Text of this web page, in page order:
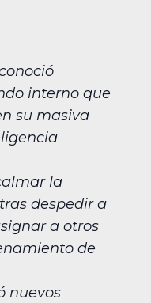
interno que
su masiva
la
despedir a
a otros
de
nuevos